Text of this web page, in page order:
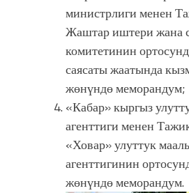
министрлиги менен
Жаштар иштери жана
комитетинин
саясаты жаатында
жөнүндө меморандум;
«Кабар» кыргыз
агенттиги менен
«Ховар» улуттук
агенттигинин
жөнүндө меморандум.